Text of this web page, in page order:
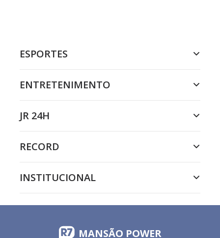
ESPORTES
ENTRETENIMENTO
JR 24H
RECORD
INSTITUCIONAL
MANSÃO POWER